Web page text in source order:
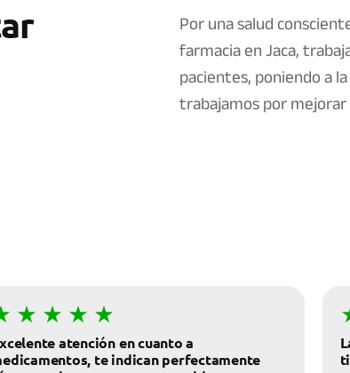
Por una salud
farmacia en Jaca,
pacientes, poniendo a
trabajamos por
atención en cuanto a
te indican perfectamente